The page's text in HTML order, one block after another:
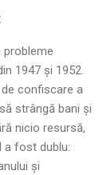
probleme
1947 și 1952.
confiscare a
strângă bani și
nicio resursă,
a fost dublu:
și